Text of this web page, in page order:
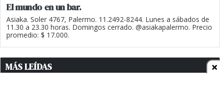
El mundo en un bar.
Asiaka. Soler 4767, Palermo. 11.2492-8244. Lunes a sábados de
11.30 a 23.30 horas. Domingos cerrado. @asiakapalermo. Precio
promedio: $ 17.000.
MÁS LEÍDAS